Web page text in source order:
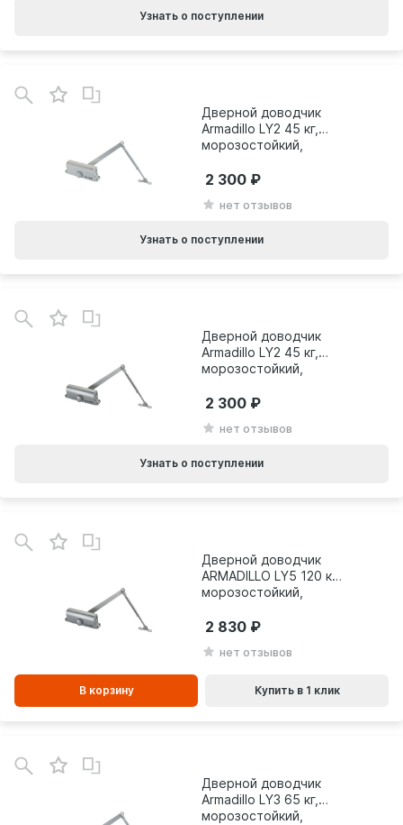
Узнать о поступлении
Дверной доводчик
Armadillo LY2 45 кг,
морозостойкий,
нет отзывов
2 300
Узнать о поступлении
Дверной доводчик
Armadillo LY2 45 кг,
морозостойкий,
нет отзывов
2 300
Узнать о поступлении
Дверной доводчик
ARMADILLO LY5 120 кг,
морозостойкий,
нет отзывов
2 830
В корзину Купить в 1 клик
Дверной доводчик
Armadillo LY3 65 кг,
морозостойкий,